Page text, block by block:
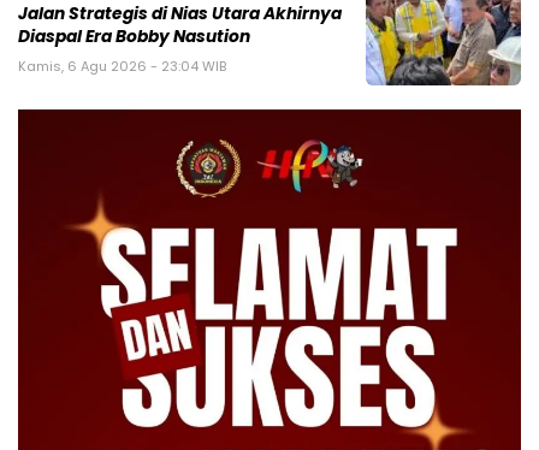
Jalan Strategis di Nias Utara Akhirnya
Diaspal Era Bobby Nasution
Kamis, 6 Agu 2026 - 23:04 WIB